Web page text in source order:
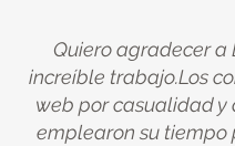
Quiero agradecer a
increíble trabajo.Los
web por casualidad y
emplearon su tiempo